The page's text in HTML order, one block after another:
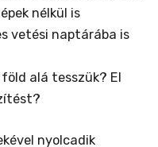
nélkül is
vetési naptárába is
alá tesszük? El
nyolcadik